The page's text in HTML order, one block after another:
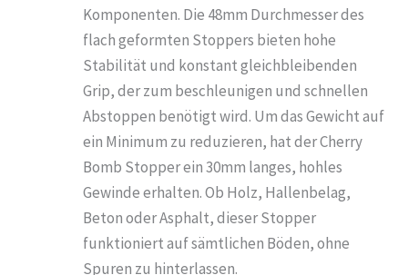
Komponenten. Die 48mm Durchmesser des
flach geformten Stoppers bieten hohe
Stabilität und konstant gleichbleibenden
Grip, der zum beschleunigen und schnellen
Abstoppen benötigt wird. Um das Gewicht auf
ein Minimum zu reduzieren, hat der Cherry
Bomb Stopper ein 30mm langes, hohles
Gewinde erhalten. Ob Holz, Hallenbelag,
Beton oder Asphalt, dieser Stopper
funktioniert auf sämtlichen Böden, ohne
Spuren zu hinterlassen.